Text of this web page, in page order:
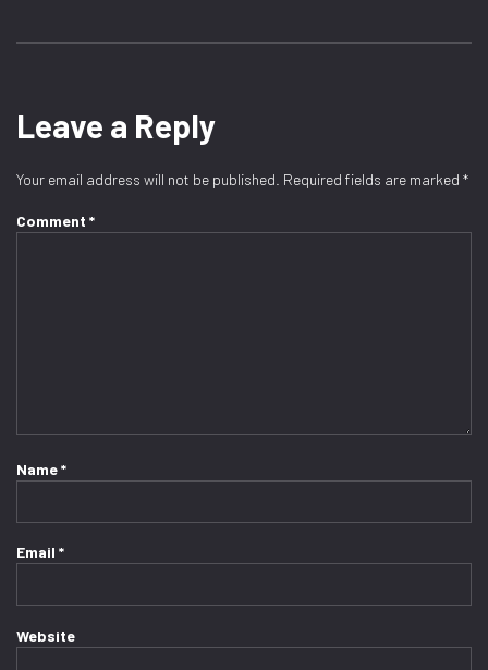
Leave a Reply
Your email address will not be published. Required fields are marked *
Comment *
Name*
Email *
Website